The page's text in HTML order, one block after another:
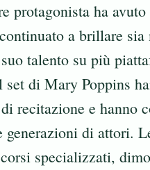
protagonista ha
a brillare
talento su più
set di Mary Poppins
recitazione e hanno
generazioni di attori.
specializzati,